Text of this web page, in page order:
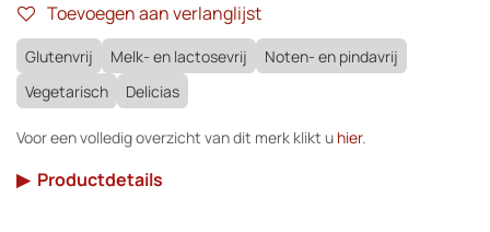
Toevoegen aan verlanglijst
Glutenvrij Melk- en lactosevrij
Noten- en pindavrij
Vegetarisch
Delicias
Voor een volledig overzicht van dit merk klikt u hier.
▶ Productdetails